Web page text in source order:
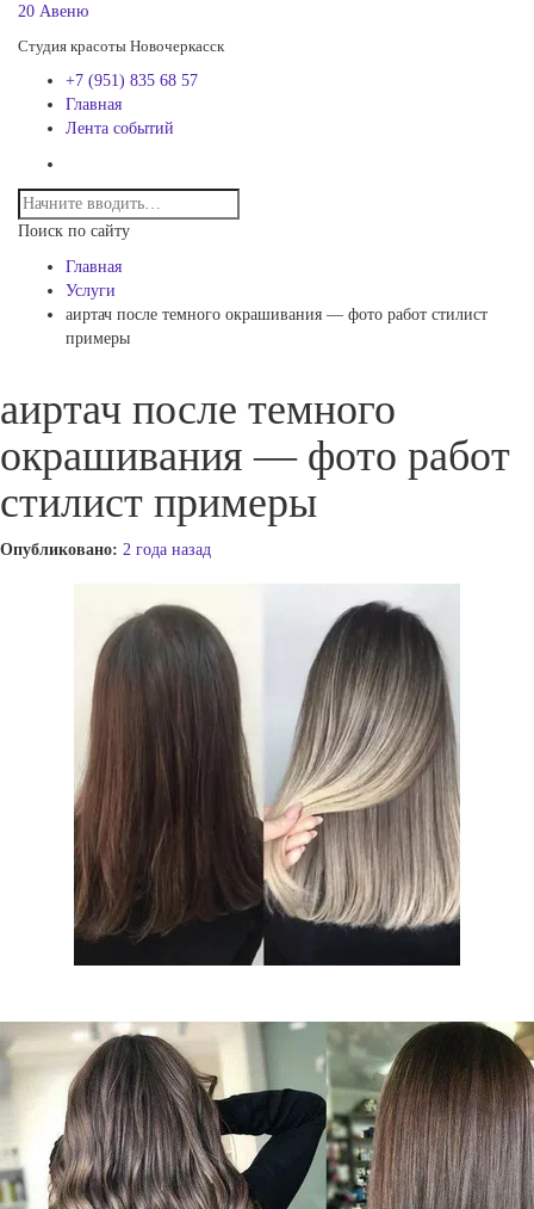
20 Авеню
Студия красоты Новочеркасск
+7 (951) 835 68 57
Главная
Лента событий
Поиск по сайту
Главная
Услуги
аиртач после темного окрашивания — фото работ стилист
примеры
аиртач после темного
окрашивания — фото работ
стилист примеры
Опубликовано: 2 года назад